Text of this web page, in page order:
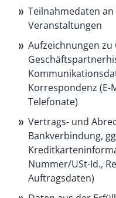
Teilnahmedaten
Veranstaltungen
Aufzeichnungen zu
Korrespondenz (E-
Telefonate)
Vertrags- und
Bankverbindung,
Nummer/USt-Id.,
Auftragsdaten)